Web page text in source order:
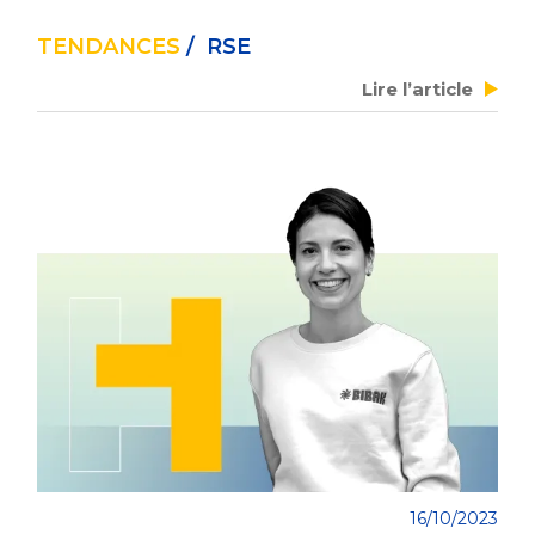
TENDANCES / RSE
Lire l’article
16/10/2023